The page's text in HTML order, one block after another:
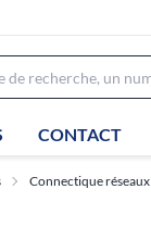
CONTACT
Connectique réseaux